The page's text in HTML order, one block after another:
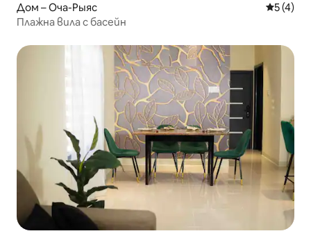
Дом – Оча-Рыяс Средна
5 (4)
Плажна вила с басейн